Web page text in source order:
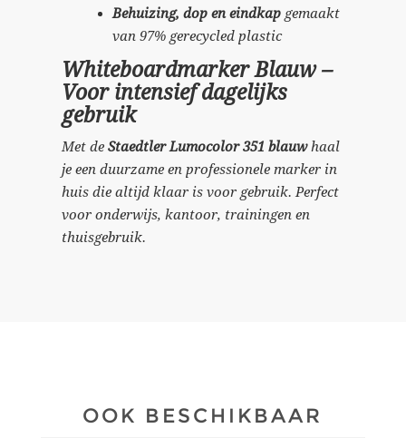
Behuizing, dop en eindkap gemaakt
van 97% gerecycled plastic
Whiteboardmarker Blauw –
Voor intensief dagelijks
gebruik
Met deStaedtler Lumocolor 351 blauwhaal
je een duurzame en professionele marker in
huis die altijd klaar is voor gebruik. Perfect
voor onderwijs, kantoor, trainingen en
thuisgebruik.
OOK BESCHIKBAAR